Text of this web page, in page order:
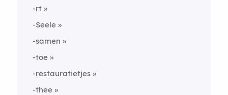
-rt
-Seele
-samen
-toe
-restauratietjes
-thee